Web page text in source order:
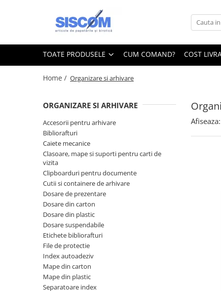
Toate Produsele
Accesorii pentru birou
Agrafe si clipsuri
Benzi adezive si dispensere pentru
Buzunare, folii autoadezive si
Capsatoare si decapsatoare
Cuttere, rezerve si cutite pentru
corespondenta
Elastice, buretiere, lupe
Lipici si alti adezivi
Perforatoare de birou si
profesionale
Pioneze si ace cu gamalie
Stampile, tusuri si tusiere
TOATE PRODUSELE CUM COMAND? COST
Home / Organizare si arhivare
ORGANIZARE SI ARHIVARE
Accesorii pentru arhivare
Bibliorafturi
Caiete mecanice
Clasoare, mape si suporti pentru carti de
vizita
Clipboarduri pentru documente
Cutii si containere de arhivare
Dosare de prezentare
Dosare din carton
Dosare din plastic
Dosare suspendabile
Etichete bibliorafturi
File de protectie
Index autoadeziv
Mape din carton
Mape din plastic
Separatoare index
Afiseaza: